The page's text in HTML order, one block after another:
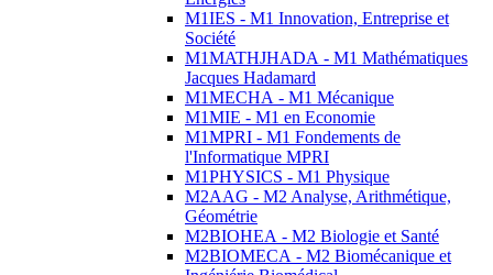
M1IES - M1 Innovation, Entreprise et
Société
M1MATHJHADA - M1 Mathématiques
Jacques Hadamard
M1MECHA - M1 Mécanique
M1MIE - M1 en Economie
M1MPRI - M1 Fondements de
l'Informatique MPRI
M1PHYSICS - M1 Physique
M2AAG - M2 Analyse, Arithmétique,
Géométrie
M2BIOHEA - M2 Biologie et Santé
M2BIOMECA - M2 Biomécanique et